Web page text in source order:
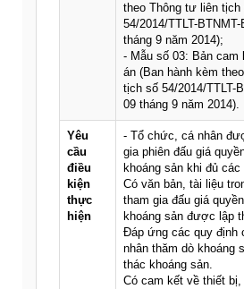
theo Thông tư liên tịch
54/2014/TTLT-
tháng 9 năm 2014);
- Mẫu số 03: Bản
án (Ban hành kèm
tịch số 54/2014/TTLT-
09 tháng 9 năm 2014).
Yêu
cầu
điều
kiện
thực
hiện
- Tổ chức, cá nhân
gia phiên đấu giá
khoáng sản khi đủ
Có văn bản, tài liệu
tham gia đấu giá
khoáng sản được lập
Đáp ứng các quy định
nhân thăm dò khoáng
thác khoáng sản.
Có cam kết về thiết bị,